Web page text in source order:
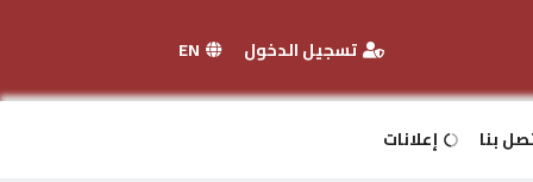
تسجيل الدخول
بنا إعلانات